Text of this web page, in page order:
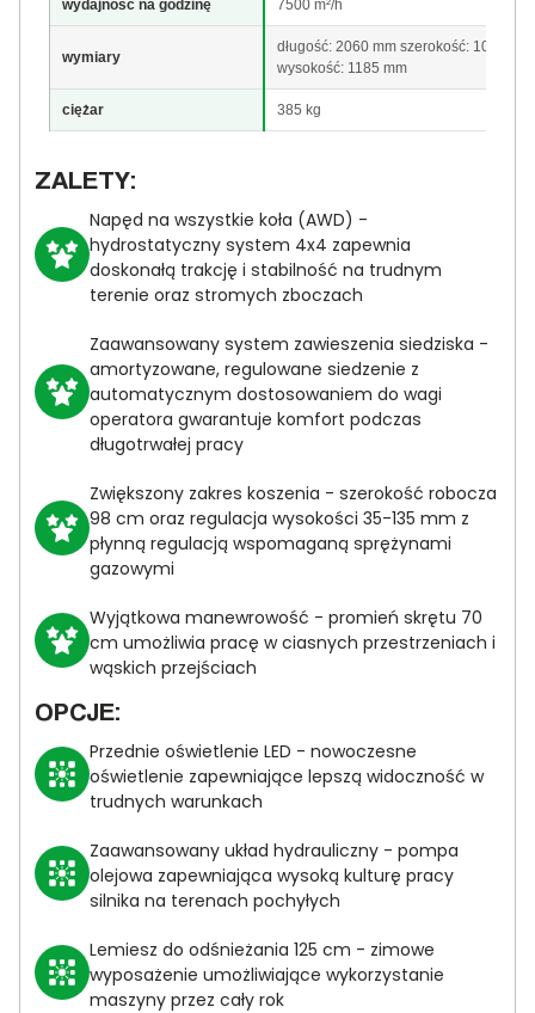
wydajność na godzinę 7500 m²/h
wymiary
długość: 2060 mm szerokość: 1080 mm
wysokość: 1185 mm
ciężar 385 kg
ZALETY:
Napęd na wszystkie koła (AWD) -
hydrostatyczny system 4x4 zapewnia
doskonałą trakcję i stabilność na trudnym
terenie oraz stromych zboczach
Zaawansowany system zawieszenia siedziska -
amortyzowane, regulowane siedzenie z
automatycznym dostosowaniem do wagi
operatora gwarantuje komfort podczas
długotrwałej pracy
Zwiększony zakres koszenia - szerokość robocza
98 cm oraz regulacja wysokości 35-135 mm z
płynną regulacją wspomaganą sprężynami
gazowymi
Wyjątkowa manewrowość - promień skrętu 70
cm umożliwia pracę w ciasnych przestrzeniach i
wąskich przejściach
OPCJE:
Przednie oświetlenie LED - nowoczesne
oświetlenie zapewniające lepszą widoczność w
trudnych warunkach
Zaawansowany układ hydrauliczny - pompa
olejowa zapewniająca wysoką kulturę pracy
silnika na terenach pochyłych
Lemiesz do odśnieżania 125 cm - zimowe
wyposażenie umożliwiające wykorzystanie
maszyny przez cały rok